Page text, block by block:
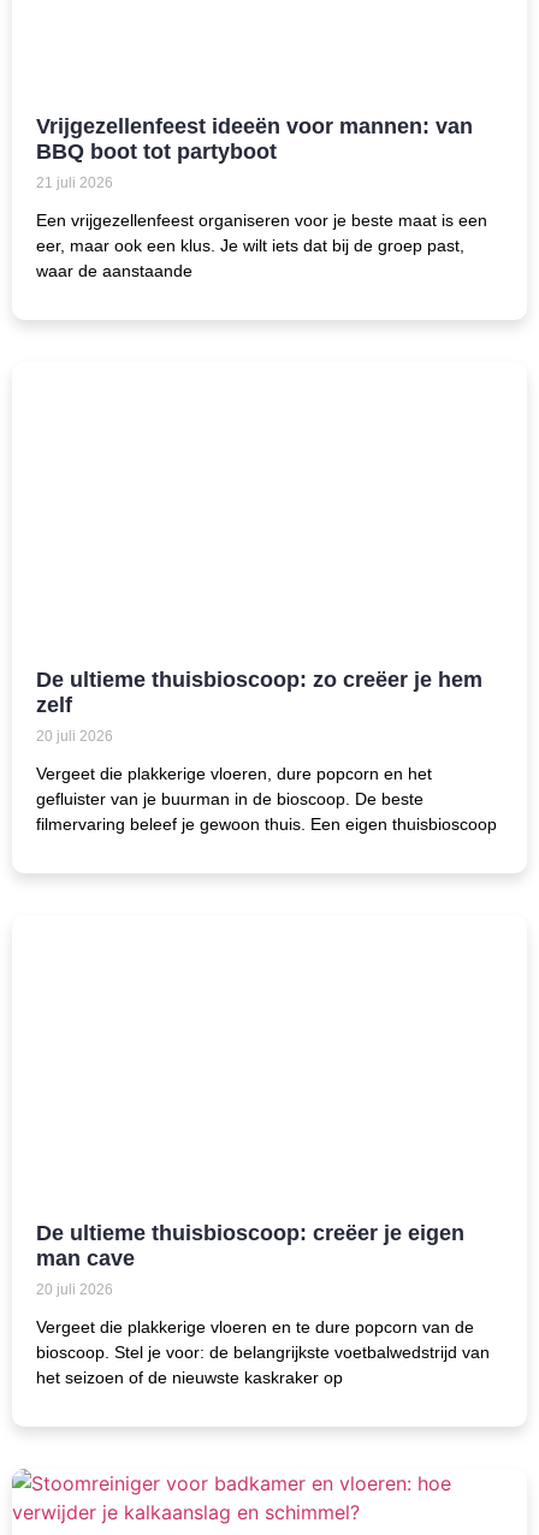
Vrijgezellenfeest ideeën voor mannen: van
BBQ boot tot partyboot
21 juli 2026
Een vrijgezellenfeest organiseren voor je beste maat is een
eer, maar ook een klus. Je wilt iets dat bij de groep past,
waar de aanstaande
De ultieme thuisbioscoop: zo creëer je hem
zelf
20 juli 2026
Vergeet die plakkerige vloeren, dure popcorn en het
gefluister van je buurman in de bioscoop. De beste
filmervaring beleef je gewoon thuis. Een eigen thuisbioscoop
De ultieme thuisbioscoop: creëer je eigen
man cave
20 juli 2026
Vergeet die plakkerige vloeren en te dure popcorn van de
bioscoop. Stel je voor: de belangrijkste voetbalwedstrijd van
het seizoen of de nieuwste kaskraker op